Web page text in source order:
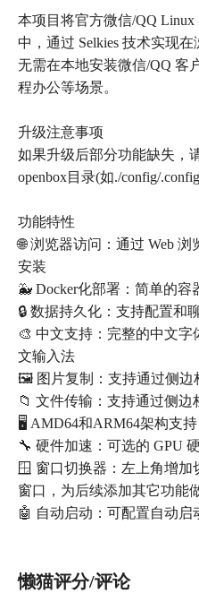
本项目将官方微信/QQ
中，通过 Selkies 技术实现
无需在本地安装微信/QQ 客
程办公等场景。
升级注意事项
如果升级后部分功能缺失，
openbox目录(如./config/
功能特性
🌐 浏览器访问：通过 Web
安装
🐳 Docker化部署：简单的
🔒 数据持久化：支持配置和
🎨 中文支持：完整的中文
文输入法
🖼️ 图片复制：支持通过侧边
📁 文件传输：支持通过侧边
🖥️ AMD64和ARM64架构支
🔧 硬件加速：可选的 GPU
🪟 窗口切换器：左上角增
窗口，为后续添加其它功能
🤖 自动启动：可配置自动启
懒猫评分/评论